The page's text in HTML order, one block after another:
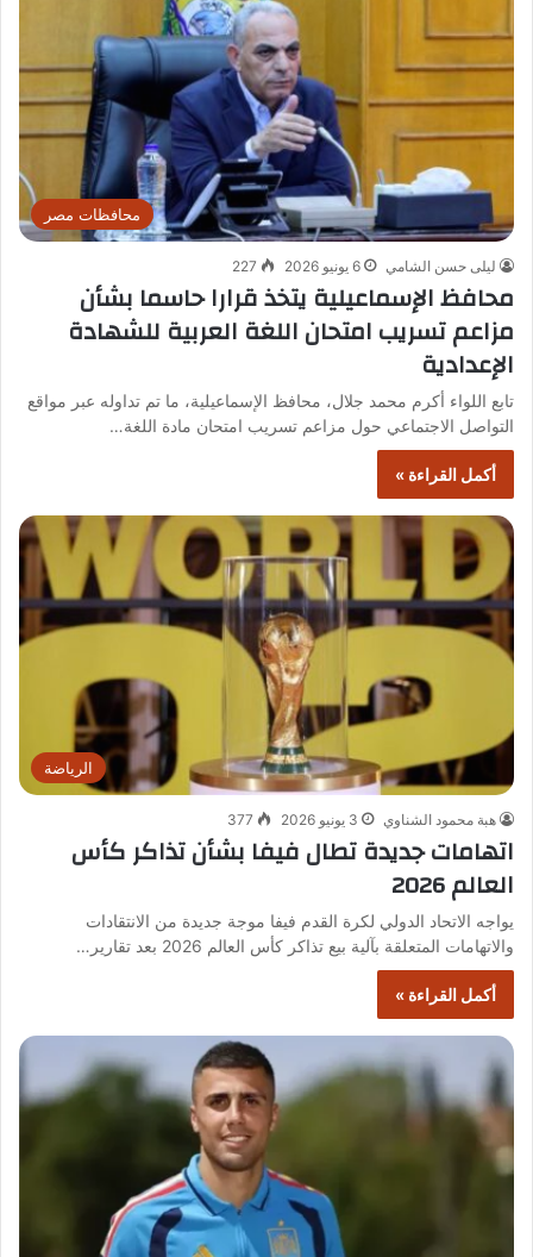
محافظات مصر
ليلى حسن الشامي 6 يونيو 2026 227
محافظ الإسماعيلية يتخذ قرارا حاسما بشأن
مزاعم تسريب امتحان اللغة العربية للشهادة
الإعدادية
تابع اللواء أكرم محمد جلال، محافظ الإسماعيلية، ما تم تداوله عبر مواقع
التواصل الاجتماعي حول مزاعم تسريب امتحان مادة اللغة…
أكمل القراءة »
الرياضة
هبة محمود الشناوي 3 يونيو 2026 377
اتهامات جديدة تطال فيفا بشأن تذاكر كأس
العالم 2026
يواجه الاتحاد الدولي لكرة القدم فيفا موجة جديدة من الانتقادات
والاتهامات المتعلقة بآلية بيع تذاكر كأس العالم 2026 بعد تقارير…
أكمل القراءة »